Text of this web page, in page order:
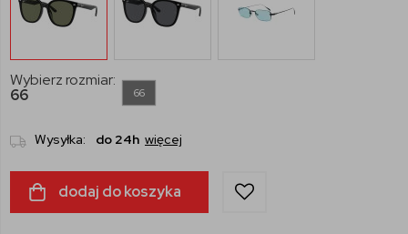
Wybierz rozmiar:
66
66
Wysyłka: do 24h więcej
dodaj do koszyka